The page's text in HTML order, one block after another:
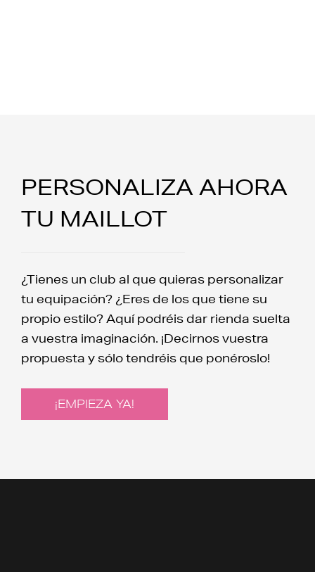
PERSONALIZA AHORA
TU MAILLOT
¿Tienes un club al que quieras personalizar
tu equipación? ¿Eres de los que tiene su
propio estilo? Aquí podréis dar rienda suelta
a vuestra imaginación. ¡Decirnos vuestra
propuesta y sólo tendréis que ponéroslo!
¡EMPIEZA YA!